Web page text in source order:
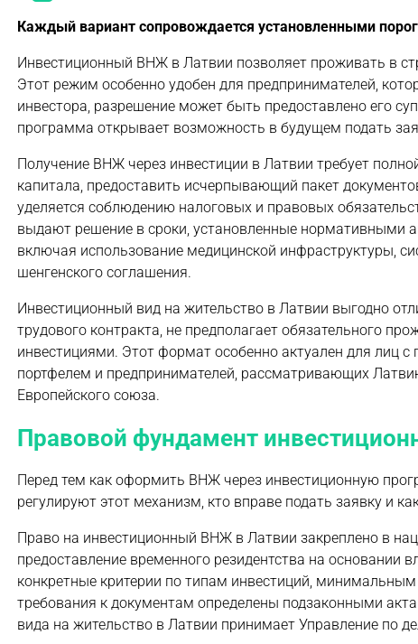
Каждый вариант сопровождается установленными
Инвестиционный ВНЖ в Латвии позволяет проживать в
Этот режим особенно удобен для предпринимателей,
инвестора, разрешение может быть предоставлено его
программа открывает возможность в будущем подать
Получение ВНЖ через инвестиции в Латвии требует
капитала, предоставить исчерпывающий пакет
уделяется соблюдению налоговых и правовых
выдают решение в сроки, установленные нормативными
включая использование медицинской инфраструктуры,
шенгенского соглашения.
Инвестиционный вид на жительство в Латвии выгодно
трудового контракта, не предполагает обязательного
инвестициями. Этот формат особенно актуален для лиц
портфелем и предпринимателей, рассматривающих
Европейского союза.
Правовой фундамент
Перед тем как оформить ВНЖ через инвестиционную
регулируют этот механизм, кто вправе подать заявку и
Право на инвестиционный ВНЖ в Латвии закреплено в
предоставление временного резидентства на
конкретные критерии по типам инвестиций,
требования к документам определены подзаконными
вида на жительство в Латвии принимает Управление по